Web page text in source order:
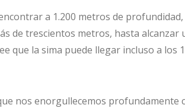
a 1.200 metros de
de trescientos metros, hasta alcanzar
que la sima puede llegar incluso a los
nos enorgullecemos profundamente